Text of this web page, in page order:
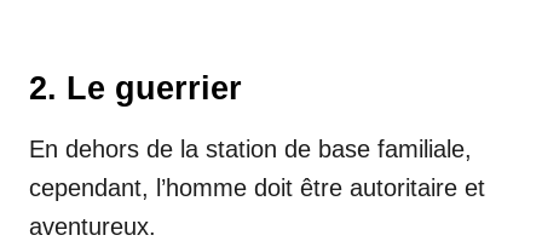
2. Le guerrier
En dehors de la station de base familiale,
cependant, l’homme doit être autoritaire et
aventureux.